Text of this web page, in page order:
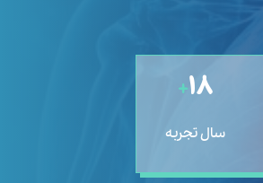
۱۸+
سال تجربه